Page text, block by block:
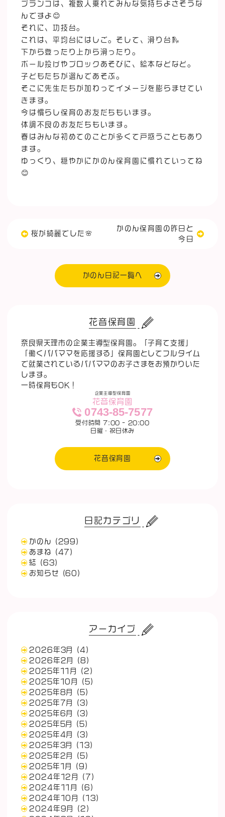
ブランコは、複数人乗れてみんな気持ちよさそうな
んですよ😊
それに、功技台。
これは、平均台にはしご。そして、滑り台🛝
下から登ったり上から滑ったり。
ボール投げやブロックあそびに、絵本などなど。
子どもたちが選んであそぶ。
そこに先生たちが加わってイメージを膨らませてい
きます。
今は慣らし保育のお友だちもいます。
体調不良のお友だちもいます。
春はみんな初めてのことが多くて戸惑うこともあり
ます。
ゆっくり、穏やかにかのん保育園に慣れていってね
😊
桜が綺麗でした🌸
かのん保育園の昨日と
今日
かのん日記一覧へ
花音保育園
奈良県天理市の企業主導型保育園。「子育て支援」
「働くパパママを応援する」保育園としてフルタイム
で就業されているパパママのお子さまをお預かりいた
します。
一時保育もOK！
企業主導型保育園
花音保育園
0743-85-7577
受付時間 7:00 - 20:00
日曜・祝日休み
花音保育園
日記カテゴリ
かのん
(299)
あまね
(47)
結
(63)
お知らせ
(60)
アーカイブ
2026年3月
(4)
2026年2月
(8)
2025年11月
(2)
2025年10月
(5)
2025年8月
(5)
2025年7月
(3)
2025年6月
(3)
2025年5月
(5)
2025年4月
(3)
2025年3月
(13)
2025年2月
(5)
2025年1月
(9)
2024年12月
(7)
2024年11月
(6)
2024年10月
(13)
2024年9月
(2)